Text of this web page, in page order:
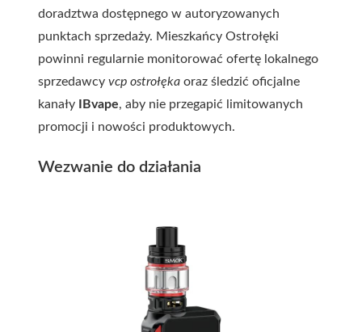
doradztwa dostępnego w autoryzowanych
punktach sprzedaży. Mieszkańcy Ostrołęki
powinni regularnie monitorować ofertę lokalnego
sprzedawcy vcp ostrołęka oraz śledzić oficjalne
kanały
IBvape, aby nie przegapić limitowanych
promocji i nowości produktowych.
Wezwanie do działania